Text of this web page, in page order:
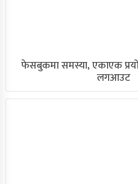
फेसबुकमा समस्या, एकाएक
लगआउट